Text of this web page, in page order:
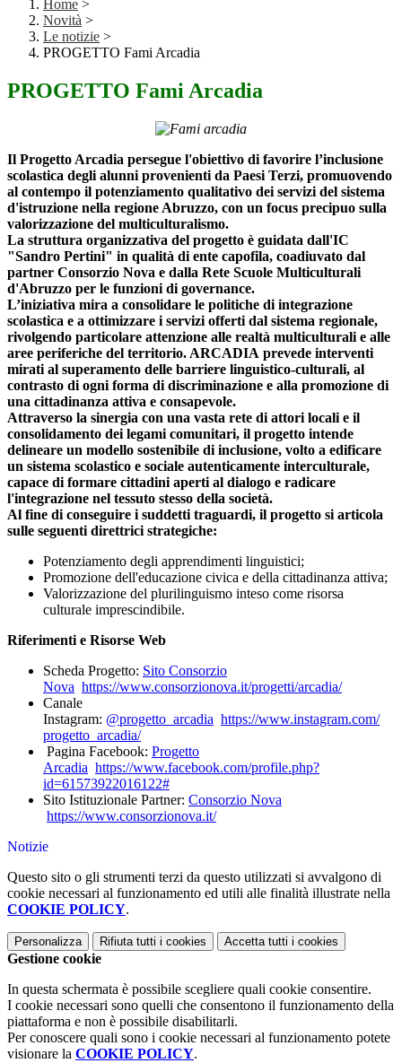
Home >
Novità >
Le notizie >
PROGETTO Fami Arcadia
PROGETTO Fami Arcadia
Il Progetto Arcadia persegue l'obiettivo di favorire l’inclusione
scolastica degli alunni provenienti da Paesi Terzi, promuovendo
al contempo il potenziamento qualitativo dei servizi del sistema
d'istruzione nella regione Abruzzo, con un focus precipuo sulla
valorizzazione del multiculturalismo.
La struttura organizzativa del progetto è guidata dall'IC
"Sandro Pertini" in qualità di ente capofila, coadiuvato dal
partner Consorzio Nova e dalla Rete Scuole Multiculturali
d'Abruzzo per le funzioni di governance.
L’iniziativa mira a consolidare le politiche di integrazione
scolastica e a ottimizzare i servizi offerti dal sistema regionale,
rivolgendo particolare attenzione alle realtà multiculturali e alle
aree periferiche del territorio. ARCADIA prevede interventi
mirati al superamento delle barriere linguistico-culturali, al
contrasto di ogni forma di discriminazione e alla promozione di
una cittadinanza attiva e consapevole.
Attraverso la sinergia con una vasta rete di attori locali e il
consolidamento dei legami comunitari, il progetto intende
delineare un modello sostenibile di inclusione, volto a edificare
un sistema scolastico e sociale autenticamente interculturale,
capace di formare cittadini aperti al dialogo e radicare
l'integrazione nel tessuto stesso della società.
Al fine di conseguire i suddetti traguardi, il progetto si articola
sulle seguenti direttrici strategiche:
Potenziamento degli apprendimenti linguistici;
Promozione dell'educazione civica e della cittadinanza attiva;
Valorizzazione del plurilinguismo inteso come risorsa
culturale imprescindibile.
Riferimenti e Risorse Web
Scheda Progetto: Sito Consorzio
Nova https://www.consorzionova.it/progetti/arcadia/
Canale
Instagram: @progetto_arcadia https://www.instagram.com/
progetto_arcadia/
Pagina Facebook: Progetto
Arcadia https://www.facebook.com/profile.php?
id=61573922016122#
Sito Istituzionale Partner: Consorzio Nova
https://www.consorzionova.it/
Notizie
Questo sito o gli strumenti terzi da questo utilizzati si avvalgono di
cookie necessari al funzionamento ed utili alle finalità illustrate nella
COOKIE POLICY.
Personalizza Rifiuta tutti i cookies Accetta tutti i cookies
Gestione cookie
In questa schermata è possibile scegliere quali cookie consentire.
I cookie necessari sono quelli che consentono il funzionamento della
piattaforma e non è possibile disabilitarli.
Per conoscere quali sono i cookie necessari al funzionamento potete
visionare la COOKIE POLICY.